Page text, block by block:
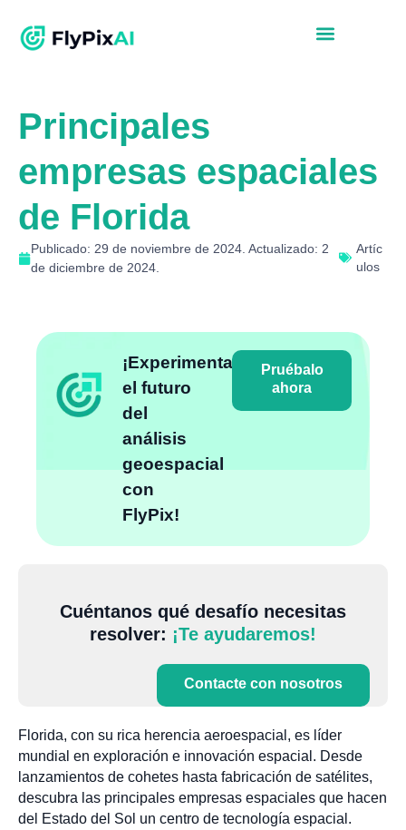
Principales
empresas espaciales
de Florida
Publicado: 29 de noviembre de 2024. Actualizado: 2
de diciembre de 2024.
Artíc
ulos
¡Experimenta
el futuro
del
análisis
geoespacial
con
FlyPix!
Pruébalo
ahora
Cuéntanos qué desafío necesitas
resolver: ¡Te ayudaremos!
Contacte con nosotros
Florida, con su rica herencia aeroespacial, es líder
mundial en exploración e innovación espacial. Desde
lanzamientos de cohetes hasta fabricación de satélites,
descubra las principales empresas espaciales que hacen
del Estado del Sol un centro de tecnología espacial.